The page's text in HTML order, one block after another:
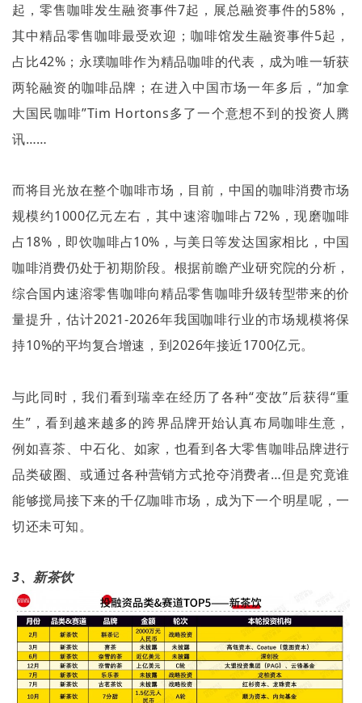
起，零售咖啡发生融资事件7起，展总融资事件的58% ，
其中精品零售咖啡最受欢迎；咖啡馆发生融资事件5起，
占比42% ；永璞咖啡作为精品咖啡的代表，成为唯一斩获
两轮融资的咖啡品牌；在进入中国市场一年多后，“加拿
大国民咖啡”Tim Hortons多了一个意想不到的投资人腾
讯……
而将目光放在整个咖啡市场，目前，中国的咖啡消费市场
规模约1000亿元左右，其中速溶咖啡占72% ，现磨咖啡
占18% ，即饮咖啡占10% ，与美日等发达国家相比，中国
咖啡消费仍处于初期阶段。根据前瞻产业研究院的分析，
综合国内速溶零售咖啡向精品零售咖啡升级转型带来的价
量提升，估计2021-2026年我国咖啡行业的市场规模将保
持10%的平均复合增速，到2026年接近1700亿元。
与此同时，我们看到瑞幸在经历了各种“变故”后获得“重
生”，看到越来越多的跨界品牌开始认真布局咖啡生意，
例如喜茶、中石化、如家，也看到各大零售咖啡品牌进行
品类破圈、或通过各种营销方式抢夺消费者…但是究竟谁
能够搅局接下来的千亿咖啡市场，成为下一个明星呢，一
切还未可知。
3、新茶饮